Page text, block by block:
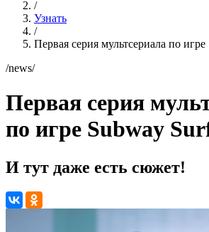
/
Узнать
/
Первая серия мультсериала по
/news/
Первая серия
по игре Subway
И тут даже есть сюжет!